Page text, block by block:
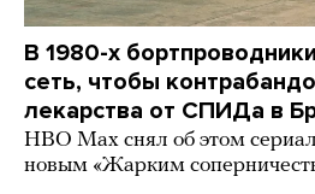
В 1980-х
сеть, чтобы
лекарства от СПИДа в
HBO Max снял об этом
новым «Жарким